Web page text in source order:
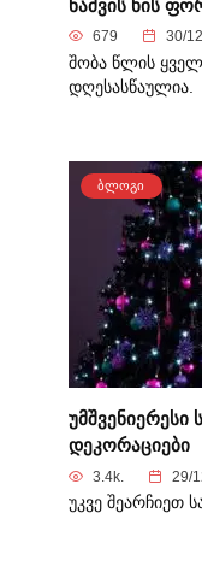
ნაძვის ხის
679 30/
შობა წლის
დღესასწაულია.
ᲑᲚᲝᲒᲘ
უმშვენიერესი
დეკორაციები
3.4k. 29/
უკვე შეარჩიეთ